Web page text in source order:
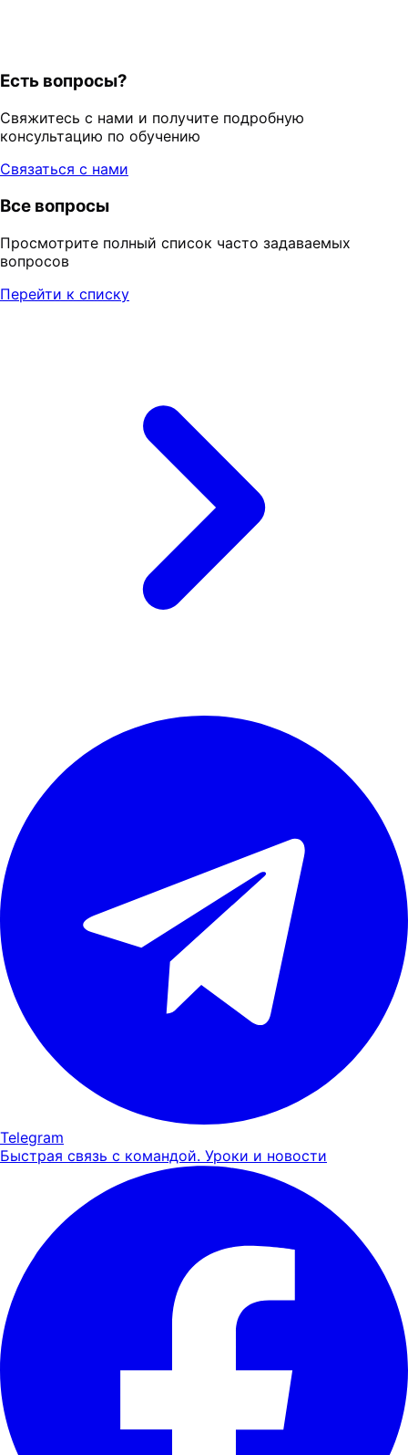
Есть вопросы?
Свяжитесь с нами и получите подробную
консультацию по обучению
Связаться с нами
Все вопросы
Просмотрите полный список часто задаваемых
вопросов
Перейти к списку
Telegram
Быстрая связь с командой. Уроки и новости